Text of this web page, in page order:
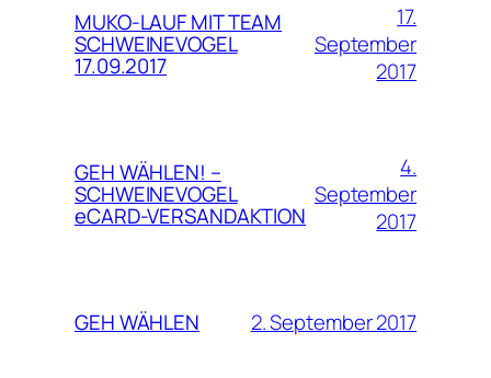
MUKO-LAUF MIT TEAM
SCHWEINEVOGEL
17.09.2017
17.
September
2017
GEH WÄHLEN! –
SCHWEINEVOGEL
eCARD-VERSANDAKTION
4.
September
2017
GEH WÄHLEN 2. September 2017